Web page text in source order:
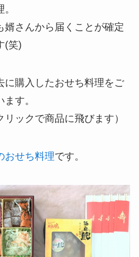
婿さんから届くことが確定
(笑)
に購入したおせち料理をご
す。
リックで商品に飛びます）
おせち料理です。